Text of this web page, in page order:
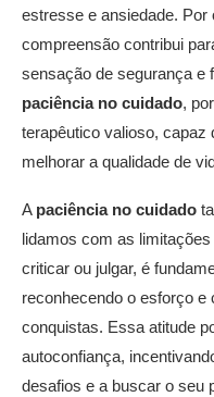
estresse e ansiedade. Por
compreensão contribui
sensação de segurança e
paciência no cuidado,
terapêutico valioso, capaz
melhorar a qualidade de
A paciência no cuidado
lidamos com as
criticar ou julgar, é
reconhecendo o esforço e
conquistas. Essa atitude
autoconfiança,
desafios e a buscar o seu